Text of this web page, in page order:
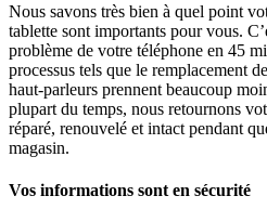
Nous savons très bien à quel point
tablette sont importants pour vous.
problème de votre téléphone en 45
processus tels que le remplacement
haut-parleurs prennent beaucoup
plupart du temps, nous retournons
réparé, renouvelé et intact pendant
magasin.
Vos informations sont en sécurité